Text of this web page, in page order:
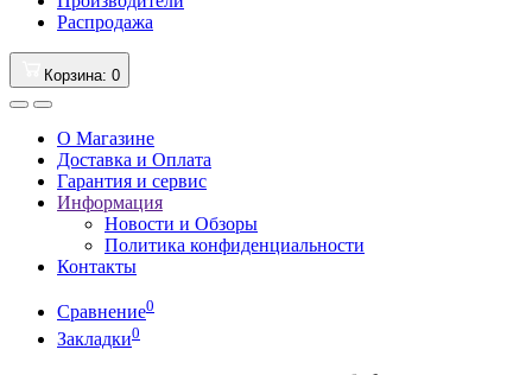
Распродажа
Корзина: 0
О Магазине
Доставка и Оплата
Гарантия и сервис
Информация
Новости и Обзоры
Политика конфиденциальности
Контакты
Сравнение0
Закладки0